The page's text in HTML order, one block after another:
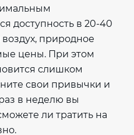
доступность в 20-40
природное
цены. При этом
слишком
свои привычки и
в неделю вы
ли тратить на